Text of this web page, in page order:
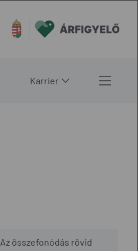
Karrier
Az összefonódás rövid